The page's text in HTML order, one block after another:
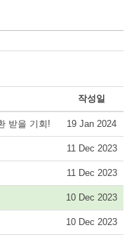
작성일
받을 기회! 19 Jan 2024
11 Dec 2023
11 Dec 2023
10 Dec 2023
10 Dec 2023